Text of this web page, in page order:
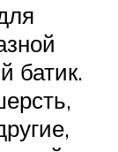
батик.